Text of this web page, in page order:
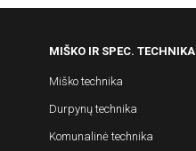
MIŠKO IR SPEC. TECHNIKA
Miško technika
Durpynų technika
Komunalinė technika